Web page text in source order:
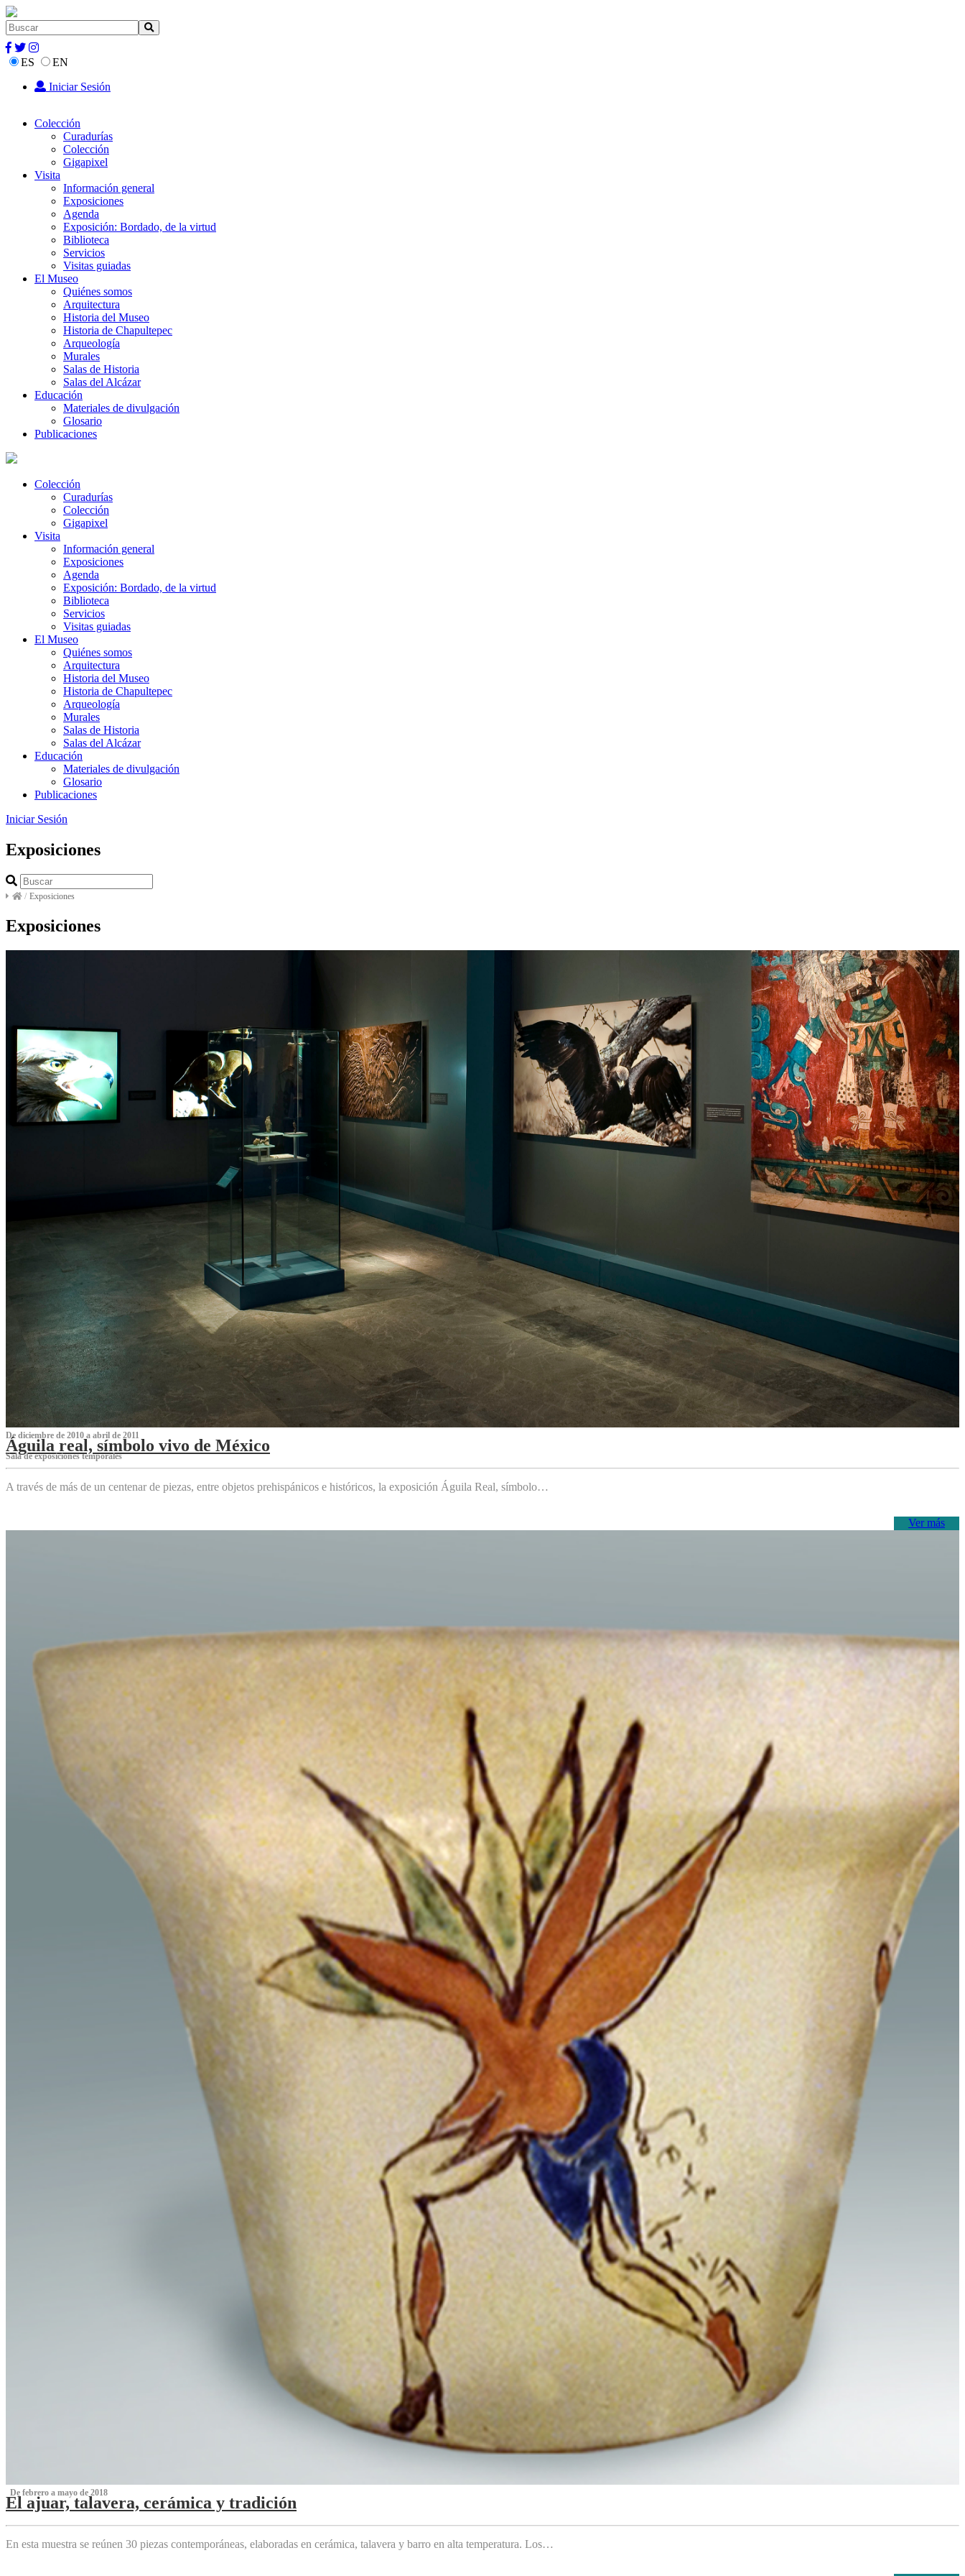
ES
EN
Iniciar Sesión
Colección
Curadurías
Colección
Gigapixel
Visita
Información general
Exposiciones
Agenda
Exposición: Bordado, de la virtud
Biblioteca
Servicios
Visitas guiadas
El Museo
Quiénes somos
Arquitectura
Historia del Museo
Historia de Chapultepec
Arqueología
Murales
Salas de Historia
Salas del Alcázar
Educación
Materiales de divulgación
Glosario
Publicaciones
Colección
Curadurías
Colección
Gigapixel
Visita
Información general
Exposiciones
Agenda
Exposición: Bordado, de la virtud
Biblioteca
Servicios
Visitas guiadas
El Museo
Quiénes somos
Arquitectura
Historia del Museo
Historia de Chapultepec
Arqueología
Murales
Salas de Historia
Salas del Alcázar
Educación
Materiales de divulgación
Glosario
Publicaciones
Iniciar Sesión
Exposiciones
/ Exposiciones
Exposiciones
De diciembre de 2010 a abril de 2011
Águila real, símbolo vivo de México
Sala de exposiciones temporales
A través de más de un centenar de piezas, entre objetos prehispánicos e históricos, la exposición Águila Real, símbolo…
Ver más
‌ De febrero a mayo de 2018
El ajuar, talavera, cerámica y tradición
‌
En esta muestra se reúnen 30 piezas contemporáneas, elaboradas en cerámica, talavera y barro en alta temperatura. Los…